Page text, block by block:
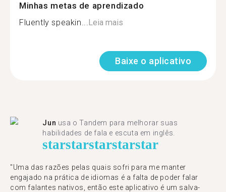
Minhas metas de aprendizado
Fluently speakin...Leia mais
Baixe o aplicativo
Jun usa o Tandem para melhorar suas
habilidades de fala e escuta em inglês.
starstarstarstarstar
"Uma das razões pelas quais sofri para me manter
engajado na prática de idiomas é a falta de poder falar
com falantes nativos, então este aplicativo é um salva-